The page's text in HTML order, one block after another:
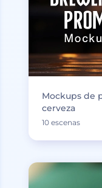
Mockups de
cerveza
10 escenas